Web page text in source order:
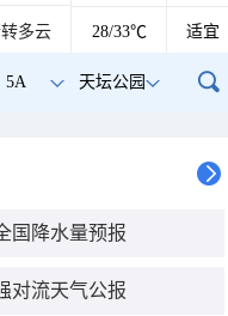
转多云 28/33℃ 适宜
5A 天坛公园
国降水量预报
对流天气公报